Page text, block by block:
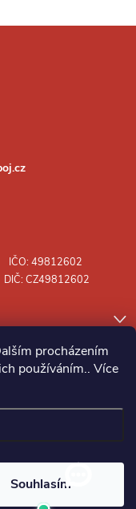
procházením
používáním.. Více
Souhlasím
práva vyhrazena.